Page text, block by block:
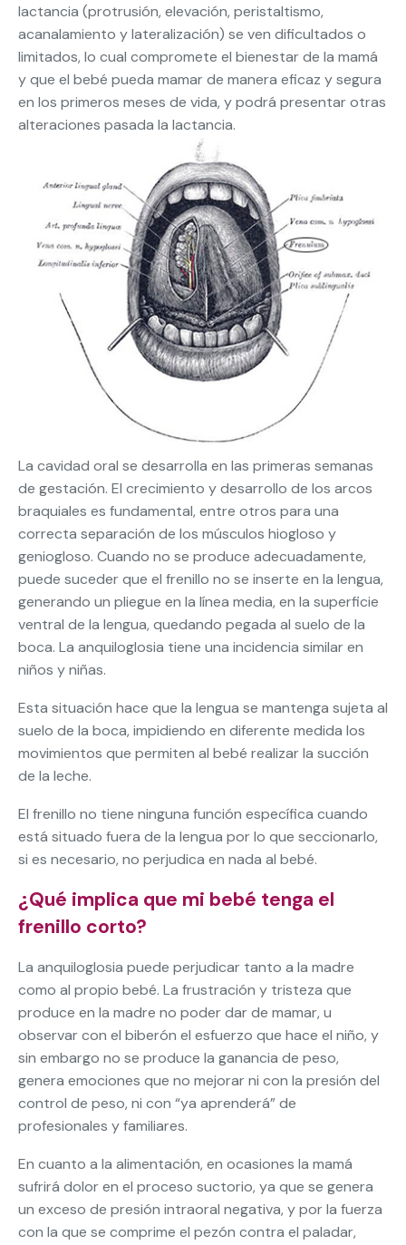
lactancia (protrusión, elevación, peristaltismo,
acanalamiento y lateralización) se ven dificultados o
limitados, lo cual compromete el bienestar de la mamá
y que el bebé pueda mamar de manera eficaz y segura
en los primeros meses de vida, y podrá presentar otras
alteraciones pasada la lactancia.
La cavidad oral se desarrolla en las primeras semanas
de gestación. El crecimiento y desarrollo de los arcos
braquiales es fundamental, entre otros para una
correcta separación de los músculos hiogloso y
geniogloso. Cuando no se produce adecuadamente,
puede suceder que el frenillo no se inserte en la lengua,
generando un pliegue en la línea media, en la superficie
ventral de la lengua, quedando pegada al suelo de la
boca. La anquiloglosia tiene una incidencia similar en
niños y niñas.
Esta situación hace que la lengua se mantenga sujeta al
suelo de la boca, impidiendo en diferente medida los
movimientos que permiten al bebé realizar la succión
de la leche.
El frenillo no tiene ninguna función específica cuando
está situado fuera de la lengua por lo que seccionarlo,
si es necesario, no perjudica en nada al bebé.
¿Qué implica que mi bebé tenga el
frenillo corto?
La anquiloglosia puede perjudicar tanto a la madre
como al propio bebé. La frustración y tristeza que
produce en la madre no poder dar de mamar, u
observar con el biberón el esfuerzo que hace el niño, y
sin embargo no se produce la ganancia de peso,
genera emociones que no mejorar ni con la presión del
control de peso, ni con “ya aprenderá” de
profesionales y familiares.
En cuanto a la alimentación, en ocasiones la mamá
sufrirá dolor en el proceso suctorio, ya que se genera
un exceso de presión intraoral negativa, y por la fuerza
con la que se comprime el pezón contra el paladar,